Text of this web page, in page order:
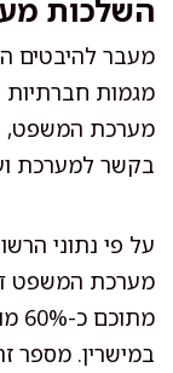
השלכות
מעבר להיבטים
מגמות חברתיות
מערכת המשפט,
בקשר למערכת
על פי נתוני
במישרין.